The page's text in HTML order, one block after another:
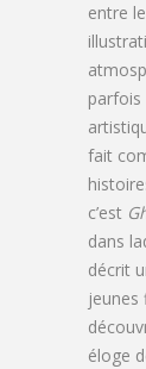
entre
parfois
fait
c’est
dans
décrit
jeunes
éloge